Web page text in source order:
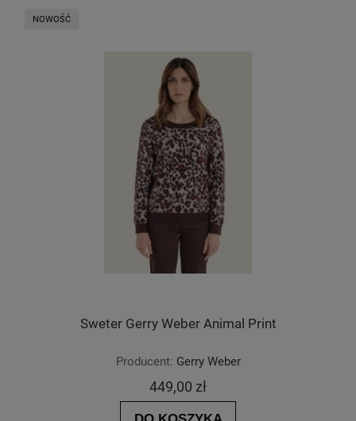
Sweter Gerry Weber Animal Print
Producent: Gerry Weber
449,00 zł
NOWOŚĆ